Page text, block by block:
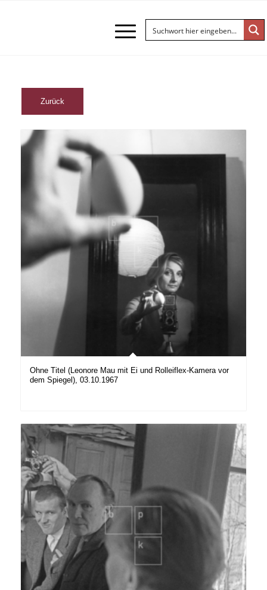
Ohne Titel (Leonore Mau mit Ei und Rolleiflex-Kamera vor
dem Spiegel), 03.10.1967